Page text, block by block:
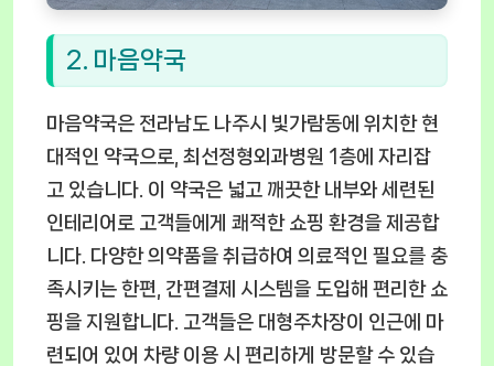
2. 마음약국
마음약국은 전라남도 나주시 빛가람동에 위치한 현
대적인 약국으로, 최선정형외과병원 1층에 자리잡
고 있습니다. 이 약국은 넓고 깨끗한 내부와 세련된
인테리어로 고객들에게 쾌적한 쇼핑 환경을 제공합
니다. 다양한 의약품을 취급하여 의료적인 필요를 충
족시키는 한편, 간편결제 시스템을 도입해 편리한 쇼
핑을 지원합니다. 고객들은 대형주차장이 인근에 마
련되어 있어 차량 이용 시 편리하게 방문할 수 있습